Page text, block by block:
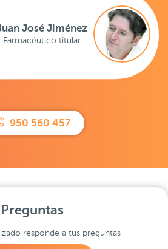
950 560 457
José Jiménez
Farmacéutico titular
Preguntas
responde a tus preguntas